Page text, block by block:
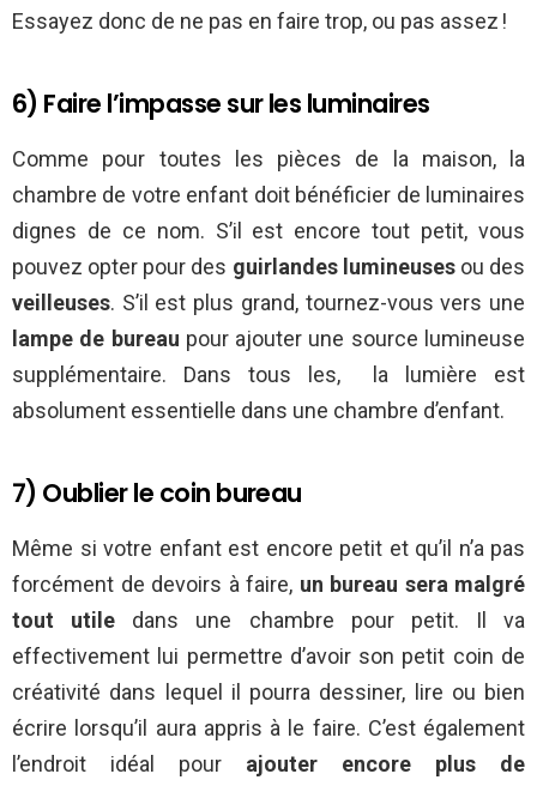
Essayez donc de ne pas en faire trop, ou pas assez !
6) Faire l’impasse sur les luminaires
Comme pour toutes les pièces de la maison, la
chambre de votre enfant doit bénéficier de luminaires
dignes de ce nom. S’il est encore tout petit, vous
pouvez opter pour des guirlandes lumineusesou des
veilleuses. S’il est plus grand, tournez-vous vers une
lampe de bureau pour ajouter une source lumineuse
supplémentaire. Dans tous les, la lumière est
absolument essentielle dans une chambre d’enfant.
7) Oublier le coin bureau
Même si votre enfant est encore petit et qu’il n’a pas
forcément de devoirs à faire, un bureau sera malgré
tout utile dans une chambre pour petit. Il va
effectivement lui permettre d’avoir son petit coin de
créativité dans lequel il pourra dessiner, lire ou bien
écrire lorsqu’il aura appris à le faire. C’est également
l’endroit idéal pour ajouter encore plus de